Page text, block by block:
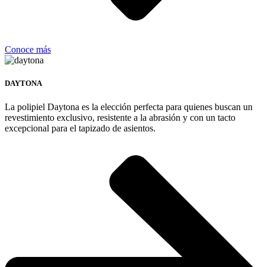
Conoce más
DAYTONA
La polipiel Daytona es la elección perfecta para quienes buscan un
revestimiento exclusivo, resistente a la abrasión y con un tacto
excepcional para el tapizado de asientos.